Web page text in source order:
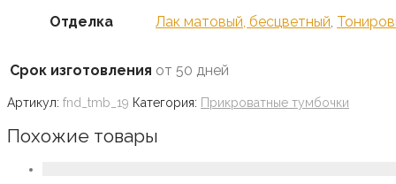
Отделка Лак матовый, бесцветный
Срок изготовления от 50 дней
Артикул: fnd_tmb_19 Категория: Прикроватные тумбочки
Похожие товары